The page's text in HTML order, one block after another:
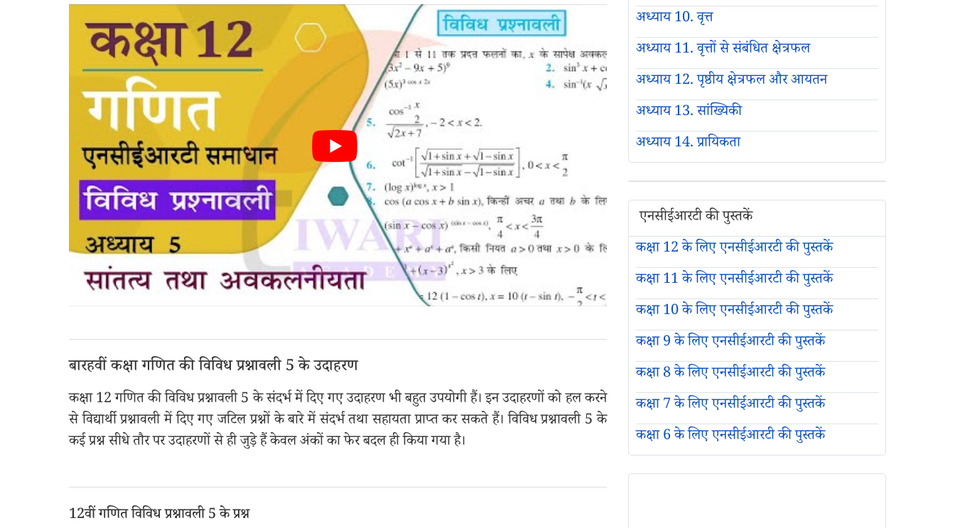
बारहवीं कक्षा गणित की विविध प्रश्नावली 5 के उदाहरण
कक्षा 12 गणित की विविध प्रश्नावली 5 के संदर्भ में दिए गए उदाहरण भी बहुत उपयोगी हैं। इन उदाहरणों को हल करने
से विद्यार्थी प्रश्नावली में दिए गए जटिल प्रश्नों के बारे में संदर्भ तथा सहायता प्राप्त कर सकते हैं। विविध प्रश्नावली 5 के
कई प्रश्न सीधे तौर पर उदाहरणों से ही जुड़े हैं केवल अंकों का फेर बदल ही किया गया है।
12वीं गणित विविध प्रश्नावली 5 के प्रश्न
अध्याय 10. वृत्त
अध्याय 11. वृत्तों से संबंधित क्षेत्रफल
अध्याय 12. पृष्ठीय क्षेत्रफल और आयतन
अध्याय 13. सांख्यिकी
अध्याय 14. प्रायिकता
एनसीईआरटी की पुस्तकें
कक्षा 12 के लिए एनसीईआरटी की पुस्तकें
कक्षा 11 के लिए एनसीईआरटी की पुस्तकें
कक्षा 10 के लिए एनसीईआरटी की पुस्तकें
कक्षा 9 के लिए एनसीईआरटी की पुस्तकें
कक्षा 8 के लिए एनसीईआरटी की पुस्तकें
कक्षा 7 के लिए एनसीईआरटी की पुस्तकें
कक्षा 6 के लिए एनसीईआरटी की पुस्तकें